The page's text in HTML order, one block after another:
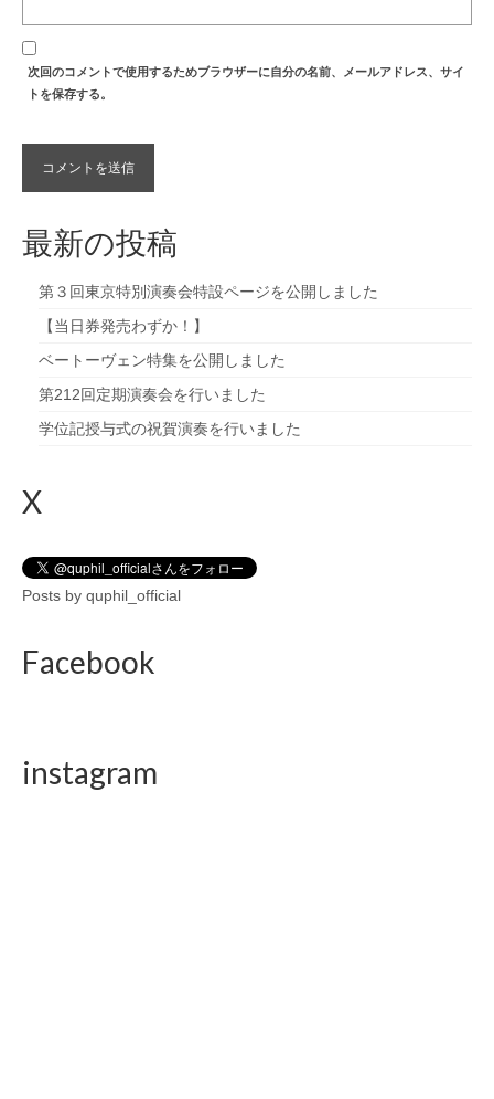
次回のコメントで使用するためブラウザーに自分の名前、メールアドレス、サイ
トを保存する。
最新の投稿
第３回東京特別演奏会特設ページを公開しました
【当日券発売わずか！】
ベートーヴェン特集を公開しました
第212回定期演奏会を行いました
学位記授与式の祝賀演奏を行いました
X
Posts by quphil_official
Facebook
instagram